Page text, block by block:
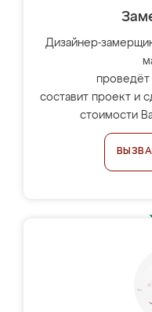
Дизайнер-
проведёт
составит проект и
стоимости